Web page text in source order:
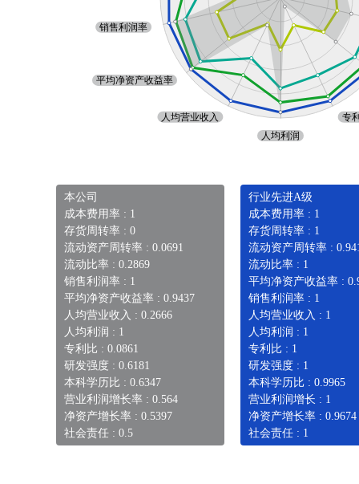
本公司
成本费用率 : 1
存货周转率 : 0
流动资产周转率 : 0.0691
流动比率 : 0.2869
销售利润率 : 1
平均净资产收益率 : 0.9437
人均营业收入 : 0.2666
人均利润 : 1
专利比 : 0.0861
研发强度 : 0.6181
本科学历比 : 0.6347
营业利润增长率 : 0.564
净资产增长率 : 0.5397
社会责任 : 0.5
行业先进A级
成本费用率 : 1
存货周转率 : 1
流动资产周转率 :
流动比率 : 1
平均净资产收益率 :
销售利润率 : 1
人均营业收入 : 1
人均利润 : 1
专利比 : 1
研发强度 : 1
本科学历比 : 0.9965
营业利润增长 : 1
净资产增长率 : 0.9674
社会责任 : 1